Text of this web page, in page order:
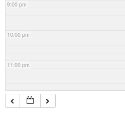
9:00 pm
10:00 pm
11:00 pm